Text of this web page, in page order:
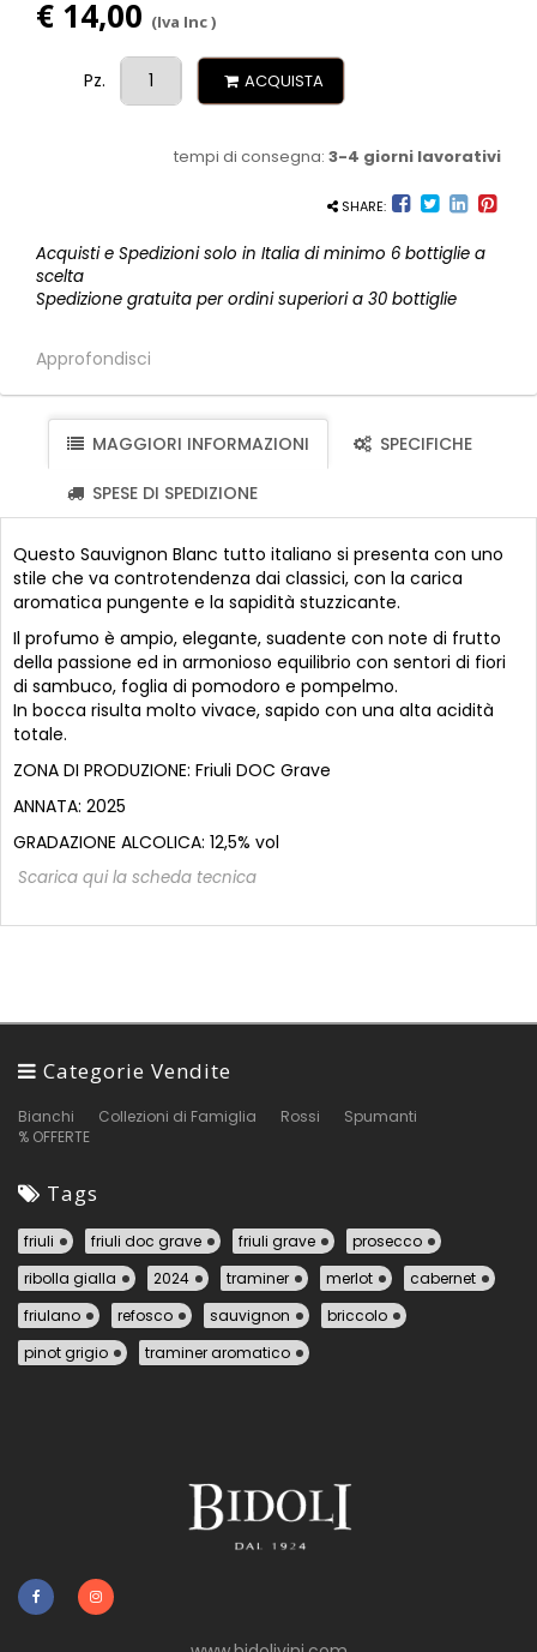
€ 14,00 (Iva Inc )
Pz. ACQUISTA
tempi di consegna: 3-4 giorni lavorativi
SHARE:
Acquisti e Spedizioni solo in Italia di minimo 6 bottiglie a
scelta
Spedizione gratuita per ordini superiori a 30 bottiglie
Approfondisci
MAGGIORI INFORMAZIONI SPECIFICHE
SPESE DI SPEDIZIONE
Questo Sauvignon Blanc tutto italiano si presenta con uno
stile che va controtendenza dai classici, con la carica
aromatica pungente e la sapidità stuzzicante.
Il profumo è ampio, elegante, suadente con note di frutto
della passione ed in armonioso equilibrio con sentori di fiori
di sambuco, foglia di pomodoro e pompelmo.
In bocca risulta molto vivace, sapido con una alta acidità
totale.
ZONA DI PRODUZIONE: Friuli DOC Grave
ANNATA: 2025
GRADAZIONE ALCOLICA: 12,5% vol
Scarica qui la scheda tecnica
Categorie Vendite
Bianchi Collezioni di Famiglia Rossi
Spumanti
% OFFERTE
Tags
friuli friuli doc grave friuli grave
prosecco
ribolla gialla
2024 traminer merlot
cabernet
friulano
refosco sauvignon
briccolo
pinot grigio
traminer aromatico